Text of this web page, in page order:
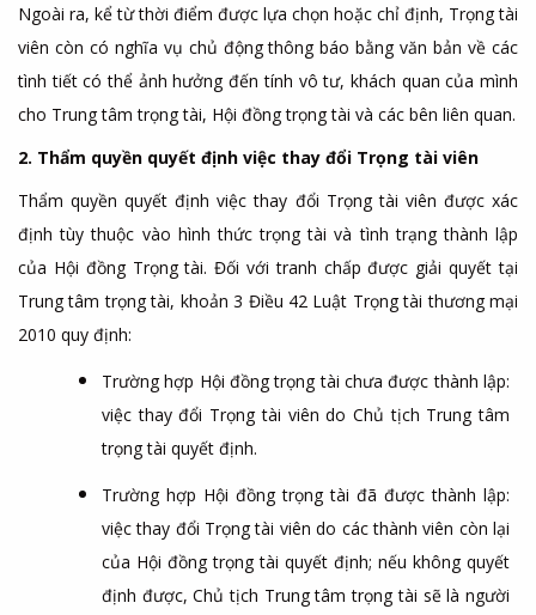
Ngoài ra, kể từ thời điểm được lựa chọn hoặc chỉ định, Trọng tài
viên còn có nghĩa vụ chủ động thông báo bằng văn bản về các
tình tiết có thể ảnh hưởng đến tính vô tư, khách quan của mình
cho Trung tâm trọng tài, Hội đồng trọng tài và các bên liên quan.
2. Thẩm quyền quyết định việc thay đổi Trọng tài viên
Thẩm quyền quyết định việc thay đổi Trọng tài viên được xác
định tùy thuộc vào hình thức trọng tài và tình trạng thành lập
của Hội đồng Trọng tài. Đối với tranh chấp được giải quyết tại
Trung tâm trọng tài, khoản 3 Điều 42 Luật Trọng tài thương mại
2010 quy định:
Trường hợp Hội đồng trọng tài chưa được thành lập:
việc thay đổi Trọng tài viên do Chủ tịch Trung tâm
trọng tài quyết định.
Trường hợp Hội đồng trọng tài đã được thành lập:
việc thay đổi Trọng tài viên do các thành viên còn lại
của Hội đồng trọng tài quyết định; nếu không quyết
định được, Chủ tịch Trung tâm trọng tài sẽ là người